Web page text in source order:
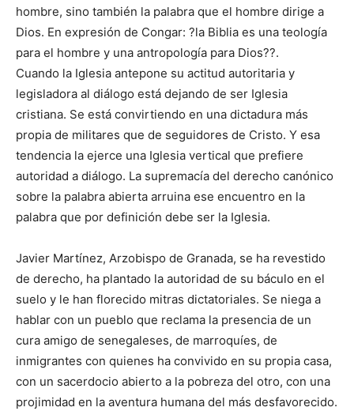
hombre, sino también la palabra que el hombre dirige a
Dios. En expresión de Congar: ?la Biblia es una teología
para el hombre y una antropología para Dios??.
Cuando la Iglesia antepone su actitud autoritaria y
legisladora al diálogo está dejando de ser Iglesia
cristiana. Se está convirtiendo en una dictadura más
propia de militares que de seguidores de Cristo. Y esa
tendencia la ejerce una Iglesia vertical que prefiere
autoridad a diálogo. La supremacía del derecho canónico
sobre la palabra abierta arruina ese encuentro en la
palabra que por definición debe ser la Iglesia.
Javier Martínez, Arzobispo de Granada, se ha revestido
de derecho, ha plantado la autoridad de su báculo en el
suelo y le han florecido mitras dictatoriales. Se niega a
hablar con un pueblo que reclama la presencia de un
cura amigo de senegaleses, de marroquíes, de
inmigrantes con quienes ha convivido en su propia casa,
con un sacerdocio abierto a la pobreza del otro, con una
projimidad en la aventura humana del más desfavorecido.